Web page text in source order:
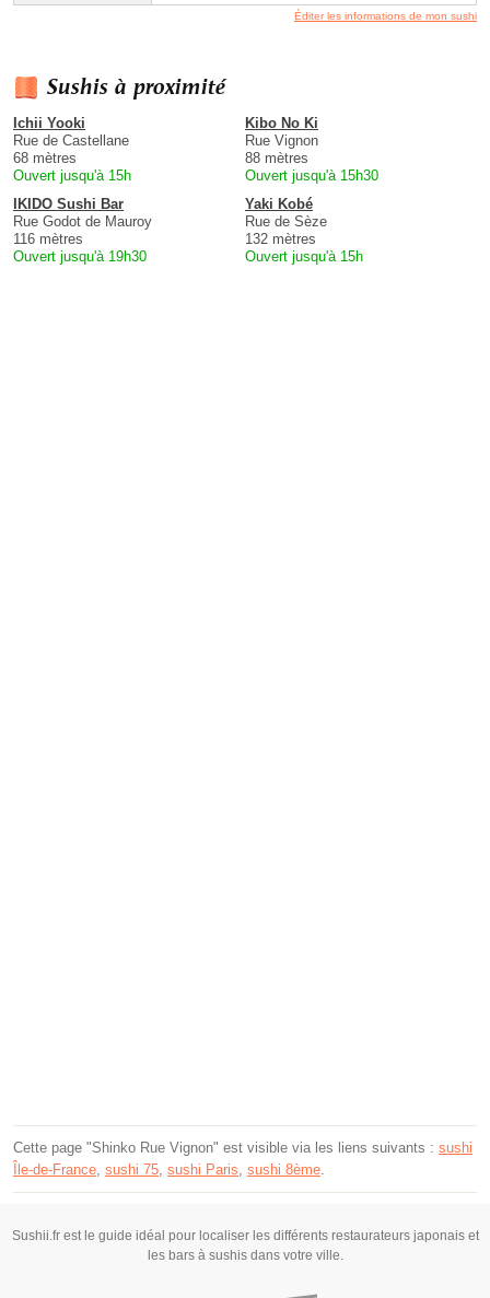
Éditer les informations de mon sushi
Sushis à proximité
Ichii Yooki
Rue de Castellane
68 mètres
Ouvert jusqu'à 15h
Kibo No Ki
Rue Vignon
88 mètres
Ouvert jusqu'à 15h30
IKIDO Sushi Bar
Rue Godot de Mauroy
116 mètres
Ouvert jusqu'à 19h30
Yaki Kobé
Rue de Sèze
132 mètres
Ouvert jusqu'à 15h
Cette page "Shinko Rue Vignon" est visible via les liens suivants : sushi
Île-de-France sushi 75 sushi Paris sushi 8ème
Sushii.fr est le guide idéal pour localiser les différents restaurateurs japonais et
les bars à sushis dans votre ville.